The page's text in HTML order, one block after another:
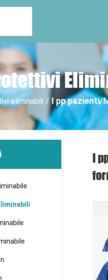
eliminabili / I pp pazienti/
I